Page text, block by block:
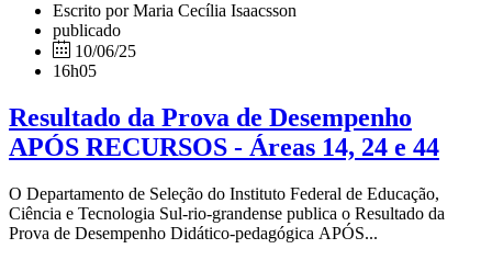
Escrito por Maria Cecília Isaacsson
publicado
10/06/25
16h05
Resultado da Prova de Desempenho
APÓS RECURSOS - Áreas 14, 24 e 44
O Departamento de Seleção do Instituto Federal de Educação,
Ciência e Tecnologia Sul-rio-grandense publica o Resultado da
Prova de Desempenho Didático-pedagógica APÓS...